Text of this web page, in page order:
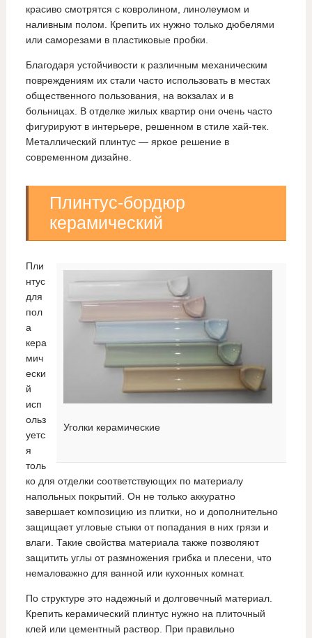
красиво смотрятся с ковролином, линолеумом и
наливным полом. Крепить их нужно только дюбелями
или саморезами в пластиковые пробки.
Благодаря устойчивости к различным механическим
повреждениям их стали часто использовать в местах
общественного пользования, на вокзалах и в
больницах. В отделке жилых квартир они очень часто
фигурируют в интерьере, решенном в стиле хай-тек.
Металлический плинтус — яркое решение в
современном дизайне.
Плинтус-бордюр
керамический
Уголки керамические
Пли
нтус
для
пол
а
кера
мич
ески
й
исп
ольз
уетс
я
толь
ко для отделки соответствующих по материалу
напольных покрытий. Он не только аккуратно
завершает композицию из плитки, но и дополнительно
защищает угловые стыки от попадания в них грязи и
влаги. Такие свойства материала также позволяют
защитить углы от размножения грибка и плесени, что
немаловажно для ванной или кухонных комнат.
По структуре это надежный и долговечный материал.
Крепить керамический плинтус нужно на плиточный
клей или цементный раствор. При правильно